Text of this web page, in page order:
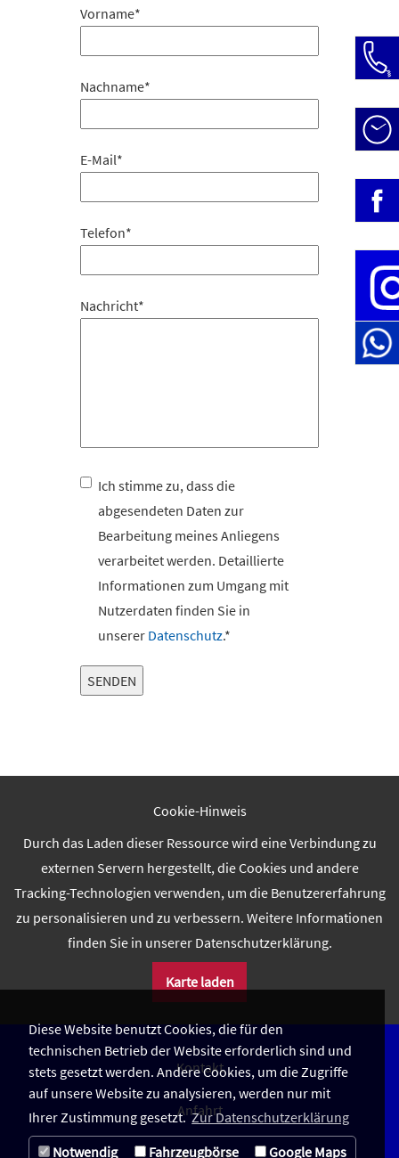
Diese Website benutzt Cookies, die für den
technischen Betrieb der Website erforderlich sind und
stets gesetzt werden. Andere Cookies, um die Zugriffe
auf unsere Website zu analysieren, werden nur mit
Ihrer Zustimmung gesetzt. Zur Datenschutzerklärung
Notwendig
Fahrzeugbörse Google Maps
Fr:
»
Vorname*
Nachname*
E-Mail*
Telefon*
Nachricht*
Ich stimme zu, dass die
abgesendeten Daten zur
Bearbeitung meines Anliegens
verarbeitet werden. Detaillierte
Informationen zum Umgang mit
Nutzerdaten finden Sie in
unserer Datenschutz.*
Cookie-Hinweis
Durch das Laden dieser Ressource wird eine Verbindung zu
externen Servern hergestellt, die Cookies und andere
Tracking-Technologien verwenden, um die Benutzererfahrung
zu personalisieren und zu verbessern. Weitere Informationen
finden Sie in unserer Datenschutzerklärung.
Karte laden
Kontakt
Anfahrt
Impressum